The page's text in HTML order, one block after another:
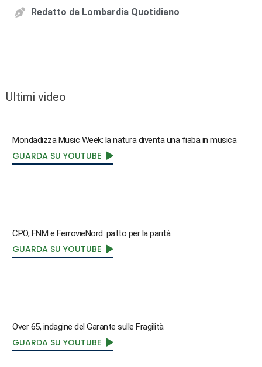
Redatto da Lombardia Quotidiano
Ultimi video
Mondadizza Music Week: la natura diventa una fiaba in musica
GUARDA SU YOUTUBE
CPO, FNM e FerrovieNord: patto per la parità
GUARDA SU YOUTUBE
Over 65, indagine del Garante sulle Fragilità
GUARDA SU YOUTUBE